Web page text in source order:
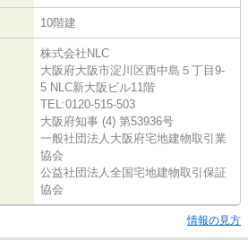
10階建
株式会社NLC
大阪府大阪市淀川区西中島５丁目9-
5 NLC新大阪ビル11階
TEL:0120-515-503
大阪府知事 (4) 第53936号
一般社団法人大阪府宅地建物取引業
協会
公益社団法人全国宅地建物取引保証
協会
情報の見方